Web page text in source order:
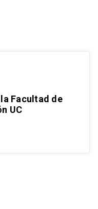
Facultad de
UC